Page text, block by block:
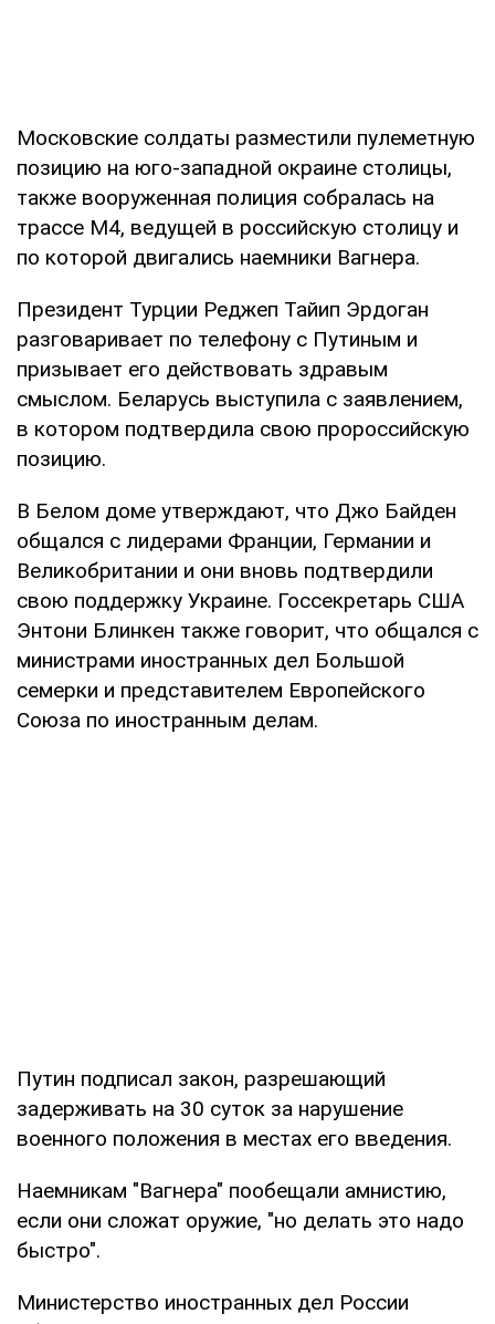
Московские солдаты разместили пулеметную
позицию на юго-западной окраине столицы,
также вооруженная полиция собралась на
трассе М4, ведущей в российскую столицу и
по которой двигались наемники Вагнера.
Президент Турции Реджеп Тайип Эрдоган
разговаривает по телефону с Путиным и
призывает его действовать здравым
смыслом. Беларусь выступила с заявлением,
в котором подтвердила свою пророссийскую
позицию.
В Белом доме утверждают, что Джо Байден
общался с лидерами Франции, Германии и
Великобритании и они вновь подтвердили
свою поддержку Украине. Госсекретарь США
Энтони Блинкен также говорит, что общался с
министрами иностранных дел Большой
семерки и представителем Европейского
Союза по иностранным делам.
Путин подписал закон, разрешающий
задерживать на 30 суток за нарушение
военного положения в местах его введения.
Наемникам "Вагнера" пообещали амнистию,
если они сложат оружие, "но делать это надо
быстро".
Министерство иностранных дел России